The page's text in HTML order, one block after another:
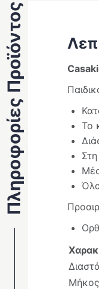
Πληροφορίες Προϊόντος
Το
Μήκος